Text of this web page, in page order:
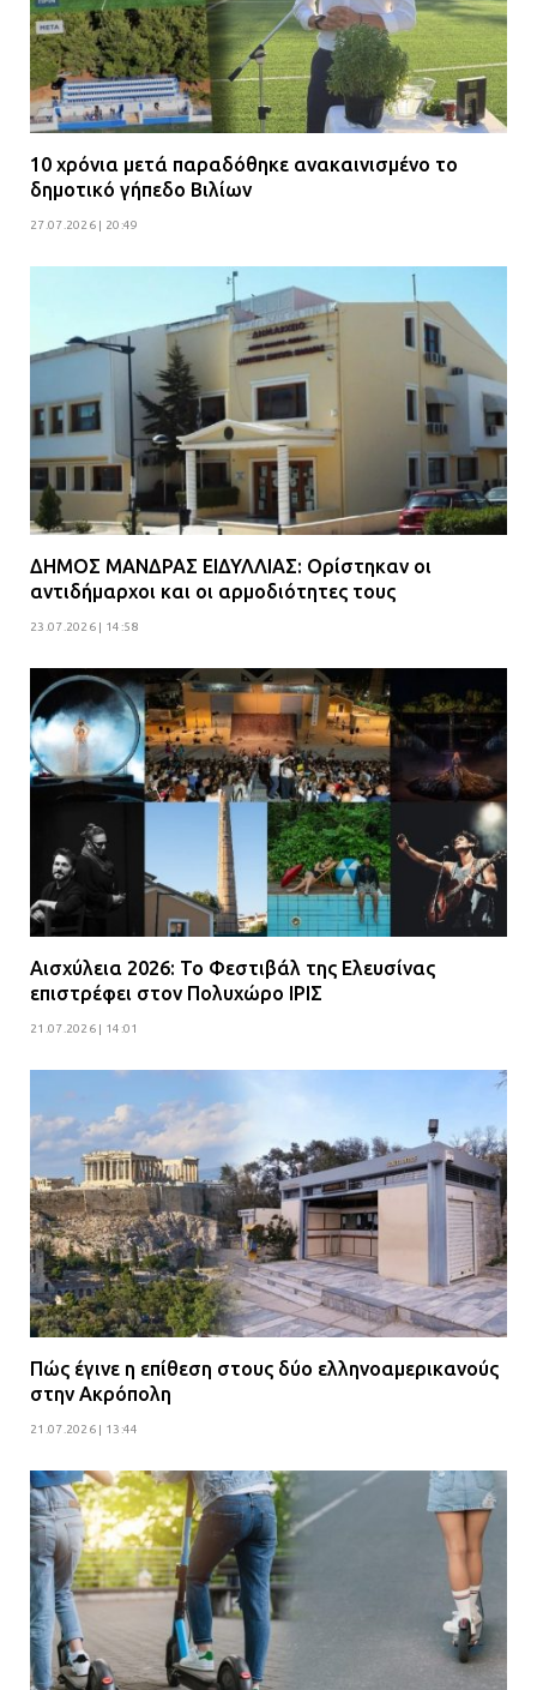
ΔΗΜΟΣ ΜΑΝΔΡΑΣ ΕΙΔΥΛΛΙΑΣ: Δύο
νέα πολυδύναμα οχήματα 4×4
ενισχύουν την Πολιτική Προστασία
08.07.2026 | 09:40
Ομάδα ατόμων επιτέθηκε με
08.07.2026 | 09:38
Άνω Λιόσια: Έριξαν τα ναρκωτικά
σε σκουπιδοφάγο για να μη τα βρει
η αστυνομία – Λογάριασαν χωρίς
τον ειδικό σκύλο
07.07.2026 | 09:56
Βούλα: Κραυγή αγωνίας από
κατοίκους για την οδό Άρεως –
«Τρέχουν με 90 χλμ. μέσα στη
10 χρόνια μετά παραδόθηκε ανακαινισμένο το
δημοτικό γήπεδο Βιλίων
27.07.2026 | 20:49
ΔΗΜΟΣ ΜΑΝΔΡΑΣ ΕΙΔΥΛΛΙΑΣ: Ορίστηκαν οι
αντιδήμαρχοι και οι αρμοδιότητες τους
23.07.2026 | 14:58
Αισχύλεια 2026: Το Φεστιβάλ της Ελευσίνας
επιστρέφει στον Πολυχώρο ΙΡΙΣ
21.07.2026 | 14:01
Πώς έγινε η επίθεση στους δύο ελληνοαμερικανούς
στην Ακρόπολη
21.07.2026 | 13:44